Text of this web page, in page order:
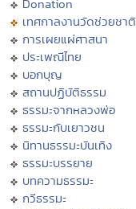
Donation
เทศกาลงานวัดช่วยชาติ
การเผยแผ่ศาสนา
ประเพณีไทย
บอกบุญ
สถานปฏิบัติธรรม
ธรรมะจากหลวงพ่อ
ธรรมะกับเยาวชน
นิทานธรรมะบันเทิง
ธรรมะบรรยาย
บทความธรรมะ
กวีธรรมะ